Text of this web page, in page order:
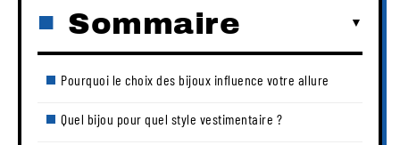
Sommaire
Pourquoi le choix des bijoux influence votre allure
Quel bijou pour quel style vestimentaire ?